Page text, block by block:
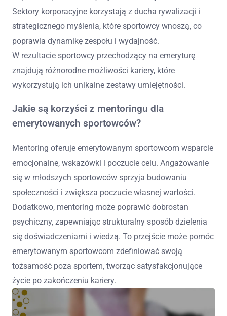
Sektory korporacyjne korzystają z ducha rywalizacji i
strategicznego myślenia, które sportowcy wnoszą, co
poprawia dynamikę zespołu i wydajność.
W rezultacie sportowcy przechodzący na emeryturę
znajdują różnorodne możliwości kariery, które
wykorzystują ich unikalne zestawy umiejętności.
Jakie są korzyści z mentoringu dla
emerytowanych sportowców?
Mentoring oferuje emerytowanym sportowcom wsparcie
emocjonalne, wskazówki i poczucie celu. Angażowanie
się w młodszych sportowców sprzyja budowaniu
społeczności i zwiększa poczucie własnej wartości.
Dodatkowo, mentoring może poprawić dobrostan
psychiczny, zapewniając strukturalny sposób dzielenia
się doświadczeniami i wiedzą. To przejście może pomóc
emerytowanym sportowcom zdefiniować swoją
tożsamość poza sportem, tworząc satysfakcjonujące
życie po zakończeniu kariery.